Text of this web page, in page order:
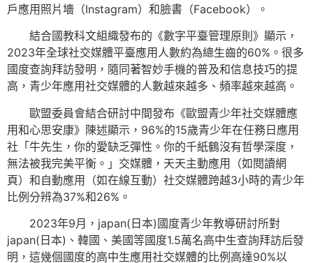
戶應用照片墻（Instagram）和臉書（Facebook）。
結合國教科文組織發布的《數字平臺管理原則》顯示，
2023年全球社交媒體平臺應用人數約為總生齒的60%。很多
國度查詢拜訪發明，隨同著智妙手機的普及和信息技巧的提
高，青少年應用社交媒體的人數越來越多、頻率越來越高。
歐盟委員會結合研討中間發布《歐盟青少年社交媒體應
用和心思安康》陳述顯示，96%的15歲青少年在任務日應用
社「牛先生，你的愛缺乏彈性。你的千紙鶴沒有哲學深度，
無法被我完美平衡。」交媒體，天天主動應用（如閱讀網
頁）和自動應用（如在線互動）社交媒體跨越3小時的青少年
比例分辨為37%和26%。
2023年9月，japan(日本)國度青少年教導研討所對
japan(日本)、韓國、美國等國度1.5萬名高中生查詢拜訪后發
明，這幾個國度的高中生應用社交媒體的比例高達90%以